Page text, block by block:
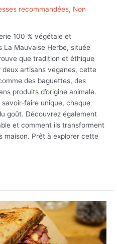
recommandées, Non
100 % végétale et
La Mauvaise Herbe, située
que tradition et éthique
deux artisans véganes, cette
des baguettes, des
produits d’origine animale.
faire unique, chaque
goût. Découvrez également
et comment ils transforment
maison. Prêt à explorer cette